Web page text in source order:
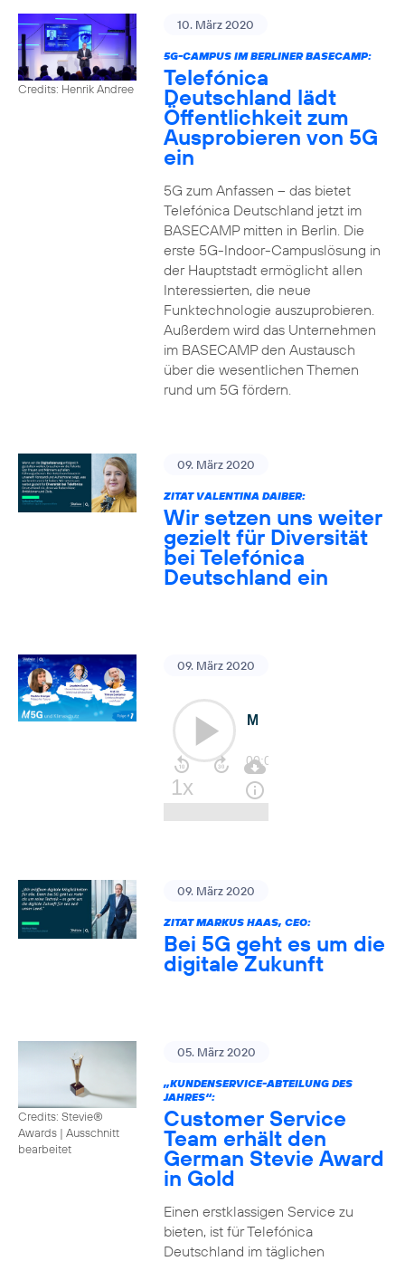
Credits: Henrik Andree
10. März 2020
5G-CAMPUS IM BERLINER BASECAMP:
Telefónica
Deutschland lädt
Öffentlichkeit zum
Ausprobieren von 5G
ein
5G zum Anfassen – das bietet
Telefónica Deutschland jetzt im
BASECAMP mitten in Berlin. Die
erste 5G-Indoor-Campuslösung in
der Hauptstadt ermöglicht allen
Interessierten, die neue
Funktechnologie auszuprobieren.
Außerdem wird das Unternehmen
im BASECAMP den Austausch
über die wesentlichen Themen
rund um 5G fördern.
09. März 2020
ZITAT VALENTINA DAIBER:
Wir setzen uns weiter
gezielt für Diversität
bei Telefónica
Deutschland ein
09. März 2020
09. März 2020
ZITAT MARKUS HAAS, CEO:
Bei 5G geht es um die
digitale Zukunft
Credits: Stevie®
Awards | Ausschnitt
bearbeitet
05. März 2020
„KUNDENSERVICE-ABTEILUNG DES
JAHRES“:
Customer Service
Team erhält den
German Stevie Award
in Gold
Einen erstklassigen Service zu
bieten, ist für Telefónica
Deutschland im täglichen